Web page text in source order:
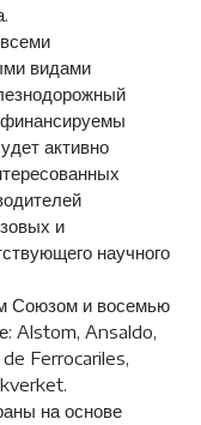
видами
финансируемы
активно
и
научного
Союзом и восемью
Alstom, Ansaldo,
Ferrocariles,
на основе